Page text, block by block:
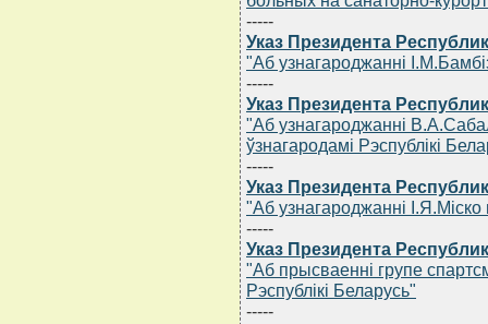
-----
Указ Президента
"Аб узнагароджаннi
-----
Указ Президента
"Аб узнагароджаннi
ўзнагародамi Рэспублiкi
-----
Указ Президента
"Аб узнагароджаннi
-----
Указ Президента
"Аб прысваеннi групе
Рэспублiкi Беларусь"
-----